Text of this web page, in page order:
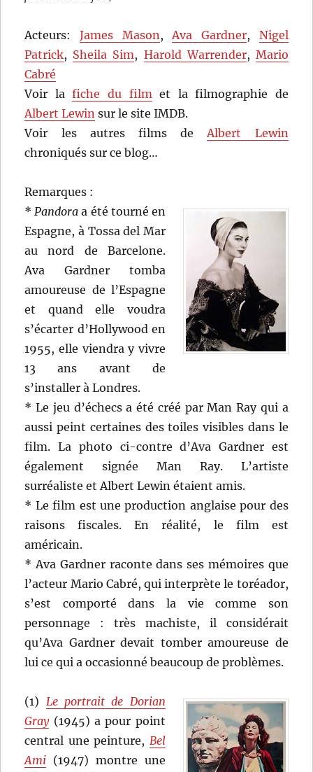
Acteurs: James Mason,Ava Gardner, Nigel
Patrick, Sheila Sim, Harold Warrender, Mario
Cabré
Voir lafiche du filmet la filmographie de
Albert Lewin sur le site IMDB.
Voir les autres films deAlbert Lewin
chroniqués sur ce blog…
Remarques :
*Pandora a été tourné en
Espagne, à Tossa del Mar
au nord de Barcelone.
Ava Gardner tomba
amoureuse de l’Espagne
et quand elle voudra
s’écarter d’Hollywood en
1955, elle viendra y vivre
13 ans avant de
s’installer à Londres.
* Le jeu d’échecs a été créé par Man Ray qui a
aussi peint certaines des toiles visibles dans le
film. La photo ci-contre d’Ava Gardner est
également signée Man Ray. L’artiste
surréaliste et Albert Lewin étaient amis.
* Le film est une production anglaise pour des
raisons fiscales. En réalité, le film est
américain.
* Ava Gardner raconte dans ses mémoires que
l’acteur Mario Cabré, qui interprète le toréador,
s’est comporté dans la vie comme son
personnage : très machiste, il considérait
qu’Ava Gardner devait tomber amoureuse de
lui ce qui a occasionné beaucoup de problèmes.
(1) Le portrait de Dorian
Gray(1945) a pour point
central une peinture, Bel
Ami (1947) montre une